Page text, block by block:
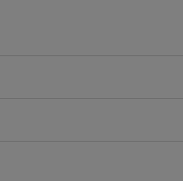
ewentualnych